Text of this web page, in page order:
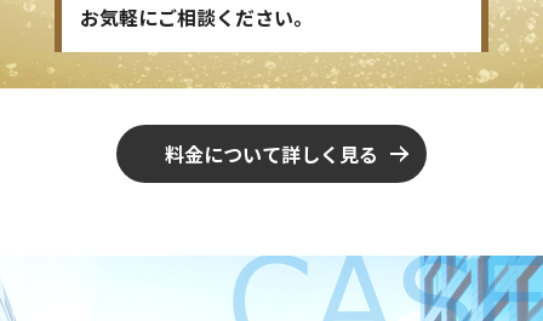
お気軽にご相談ください。
料金について詳しく見る